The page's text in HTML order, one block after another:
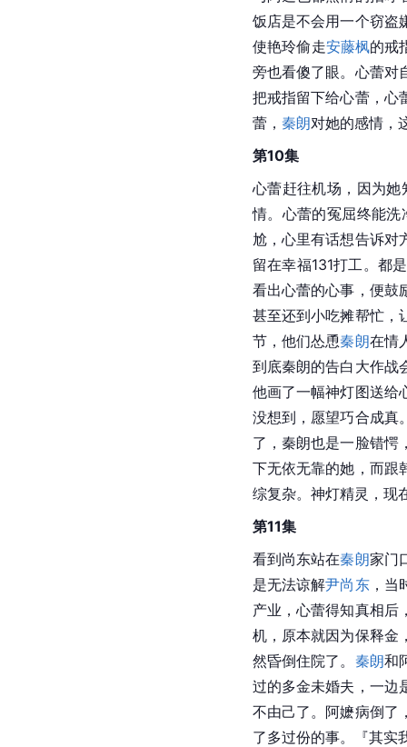
饭店是不会用一个窃盗
使艳玲偷走安藤枫的戒
旁也看傻了眼。心蕾对
把戒指留下给心蕾，心
蕾， 秦朗对她的感情，
第10集
心蕾赶往机场，因为她
情。心蕾的冤屈终能
尬，心里有话想告诉对
留在幸福131打工。都
看出心蕾的心事，便鼓
甚至还到小吃摊帮忙，
节，他们怂恿秦朗在情
到底秦朗的告白大作战
他画了一幅神灯图送给
没想到，愿望巧合成真
了，秦朗也是一脸错愕
下无依无靠的她，而跟
综复杂。神灯精灵，现
第11集
看到尚东站在秦朗家门
是无法谅解尹尚东，当
产业，心蕾得知真相后
机，原本就因为保释金
然昏倒住院了。 秦朗和
过的多金未婚夫，一边
不由己了。阿嬷病倒了
了多过份的事。『其实